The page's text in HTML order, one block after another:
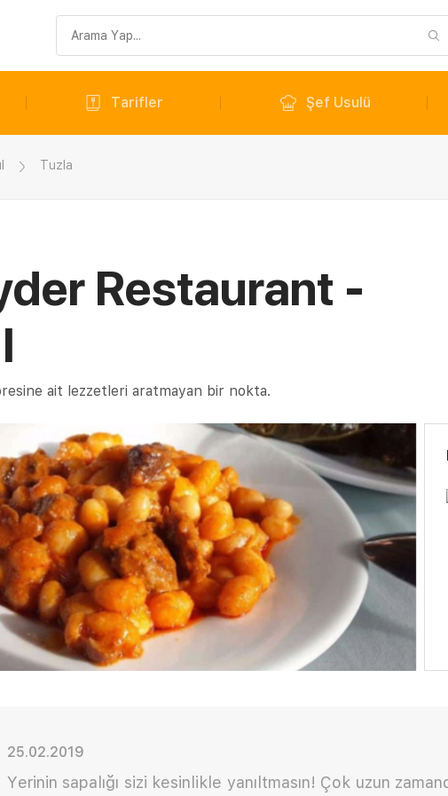
sorgusu
Tarifler Şef Usulü
Tuzla
Restaurant -
ait lezzetleri aratmayan bir nokta.
25.02.2019
Yerinin sapalığı sizi kesinlikle yanıltmasın! Çok uzun